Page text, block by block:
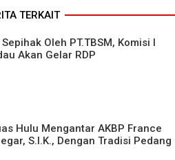
TERKAIT
Oleh PT.TBSM, Komisi I
Akan Gelar RDP
Hulu Mengantar AKBP France
S.I.K., Dengan Tradisi Pedang